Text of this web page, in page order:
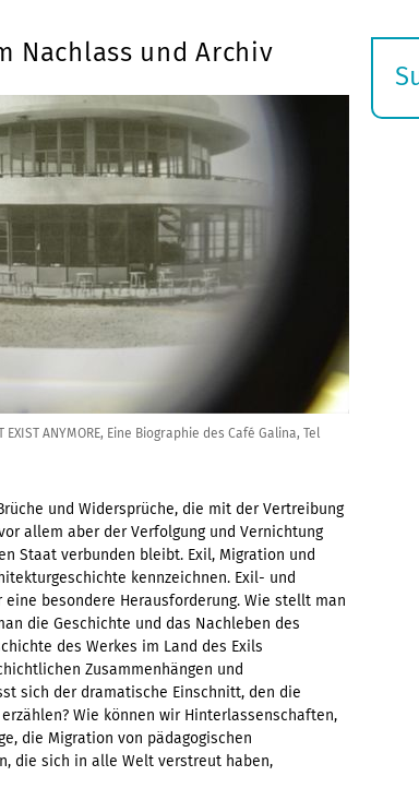
Nachlass und Archiv
ANYMORE, Eine Biographie des Café Galina, Tel
und Widersprüche, die mit der Vertreibung
allem aber der Verfolgung und Vernichtung
Staat verbunden bleibt. Exil, Migration und
kennzeichnen. Exil- und
besondere Herausforderung. Wie stellt man
die Geschichte und das Nachleben des
des Werkes im Land des Exils
Zusammenhängen und
sich der dramatische Einschnitt, den die
Wie können wir Hinterlassenschaften,
die Migration von pädagogischen
die sich in alle Welt verstreut haben,